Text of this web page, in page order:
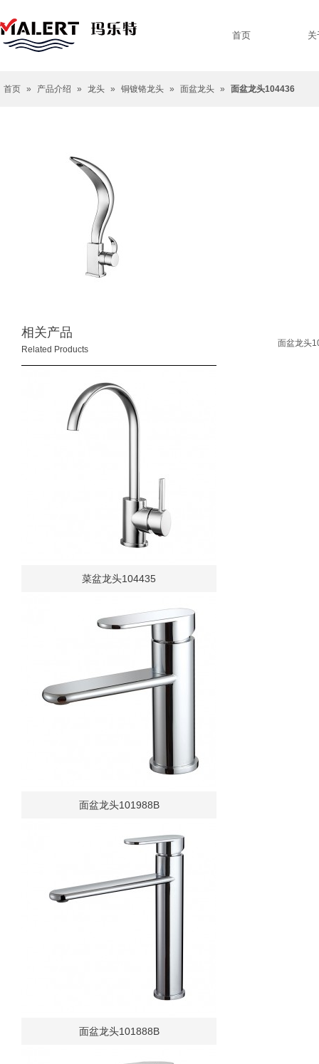
首页
首页 » 产品介绍 » 龙头 » 铜镀铬龙头 » 面盆龙头 » 面盆龙头104436
相关产品
Related Products
菜盆龙头104435
面盆龙头101988B
面盆龙头101888B
面盆龙头